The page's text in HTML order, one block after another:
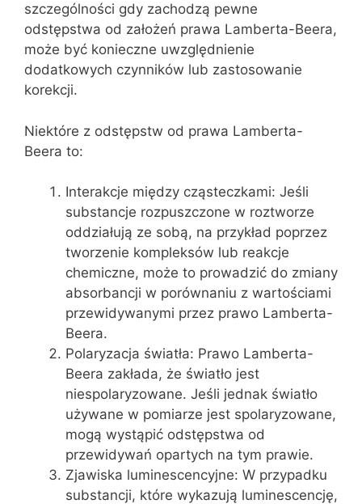
szczególności gdy zachodzą pewne
odstępstwa od założeń prawa Lamberta-Beera,
może być konieczne uwzględnienie
dodatkowych czynników lub zastosowanie
korekcji.
Niektóre z odstępstw od prawa Lamberta-
Beera to:
Interakcje między cząsteczkami: Jeśli
substancje rozpuszczone w roztworze
oddziałują ze sobą, na przykład poprzez
tworzenie kompleksów lub reakcje
chemiczne, może to prowadzić do zmiany
absorbancji w porównaniu z wartościami
przewidywanymi przez prawo Lamberta-
Beera.
Polaryzacja światła: Prawo Lamberta-
Beera zakłada, że światło jest
niespolaryzowane. Jeśli jednak światło
używane w pomiarze jest spolaryzowane,
mogą wystąpić odstępstwa od
przewidywań opartych na tym prawie.
Zjawiska luminescencyjne: W przypadku
substancji, które wykazują luminescencję,